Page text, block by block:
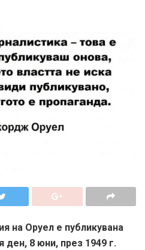
на Оруел е публикувана
ден, 8 юни, през 1949 г.